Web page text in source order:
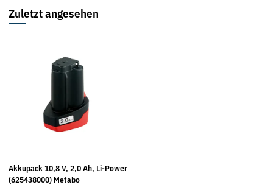
Zuletzt angesehen
Akkupack 10,8 V, 2,0 Ah, Li-Power
(625438000) Metabo